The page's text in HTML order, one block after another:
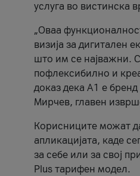
услуга во вистинска
„Оваа
визија за дигитален
што им се најважни.
пофлексибилно и
доказ дека А1 е бренд
Мирчев, главен
Корисниците можат
апликацијата, каде
за себе или за свој
Plus тарифен модел.